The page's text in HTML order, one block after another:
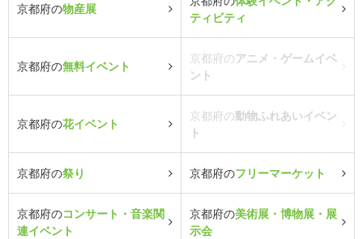
京都府の物産展
ティビティ
京都府の無料イベント
京都府のアニメ・ゲームイベ
ント
京都府の花イベント
京都府の動物ふれあいイベン
ト
京都府の祭り 京都府のフリーマーケット
京都府のコンサート・音楽関
連イベント
京都府の美術展・博物展・展
示会